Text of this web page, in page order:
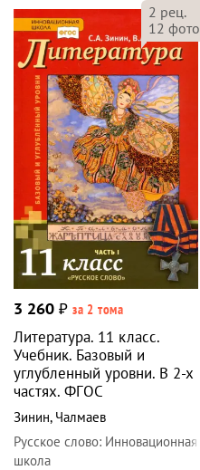
2 рец.
12 фото
3 260 ₽ за 2 тома
Литература. 11 класс.
Учебник. Базовый и
углубленный уровни. В 2-х
частях. ФГОС
Зинин, Чалмаев
Русское слово: Инновационная
школа